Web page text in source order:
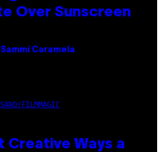
Over Sunscreen
Sammi Caramela
FILMMAGIC
Creative Ways a